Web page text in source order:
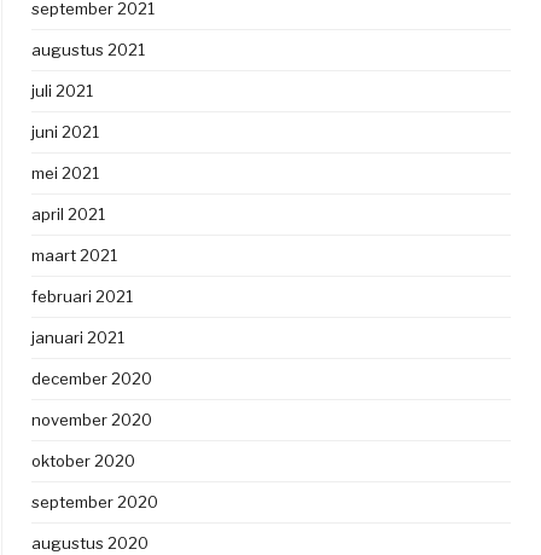
september 2021
augustus 2021
juli 2021
juni 2021
mei 2021
april 2021
maart 2021
februari 2021
januari 2021
december 2020
november 2020
oktober 2020
september 2020
augustus 2020